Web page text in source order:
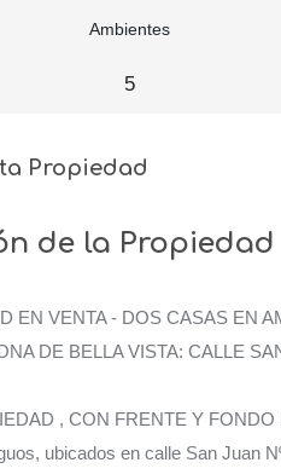
Ambientes
5
Propiedad
de la Propiedad
EN VENTA - DOS CASAS EN
DE BELLA VISTA: CALLE
, CON FRENTE Y
ubicados en calle San Juan